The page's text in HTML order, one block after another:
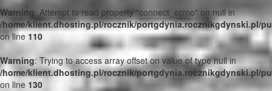
Warning: Attempt to read property "connect_errno" on null in
/home/klient.dhosting.pl/rocznik/portgdynia.rocznikgdynski.pl/
on line 110
Warning: Trying to access array offset on value of type null in
/home/klient.dhosting.pl/rocznik/portgdynia.rocznikgdynski.pl/
on line 130